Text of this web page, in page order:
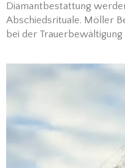
Diamantbestattung
Abschiedsrituale. Möller
bei der